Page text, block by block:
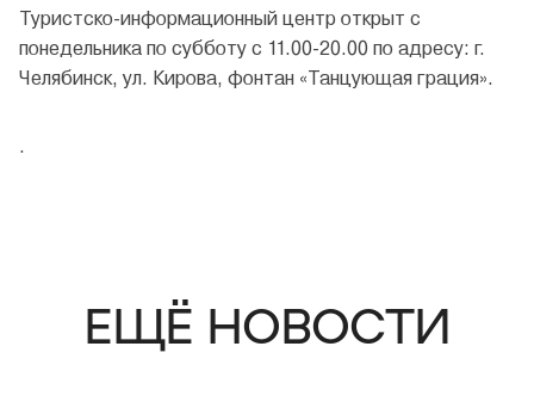
Туристско-информационный центр открыт с
понедельника по субботу с 11.00-20.00 по адресу: г.
Челябинск, ул. Кирова, фонтан «Танцующая грация».
.
ЕЩЁ НОВОСТИ